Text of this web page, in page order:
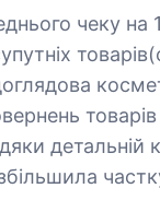
чеку на
детальній